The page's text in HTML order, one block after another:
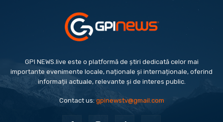
GPI NEWS.live este o platformă de știri dedicată celor mai
importante evenimente locale, naționale și internaționale, oferind
informații actuale, relevante și de interes public.
Contact us:gpinewstv@gmail.com